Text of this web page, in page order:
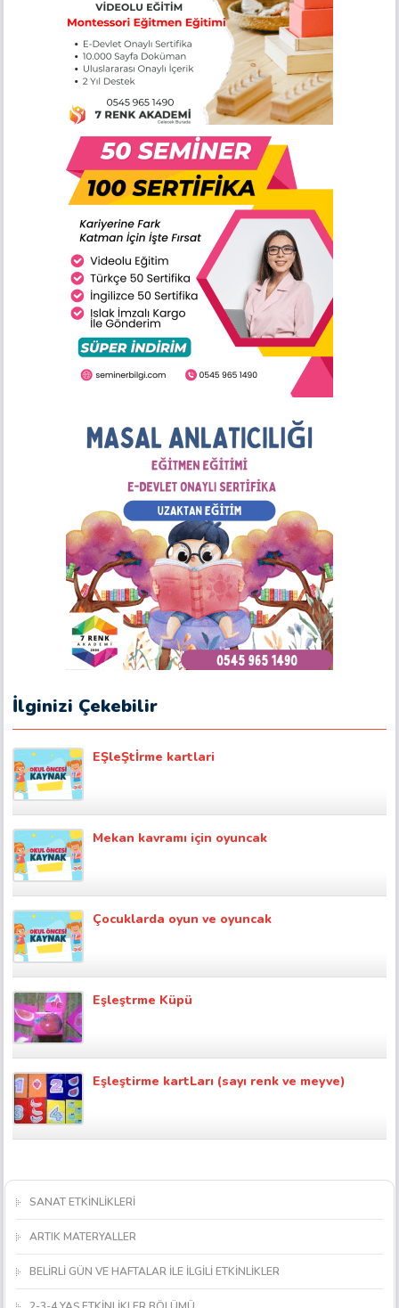
İlginizi Çekebilir
EŞleŞtİrme kartlari
Mekan kavramı için oyuncak
Çocuklarda oyun ve oyuncak
Eşleştrme Küpü
Eşleştirme kartLarı (sayı renk ve meyve)
SANAT ETKİNLİKLERİ
ARTIK MATERYALLER
BELİRLİ GÜN VE HAFTALAR İLE İLGİLİ ETKİNLİKLER